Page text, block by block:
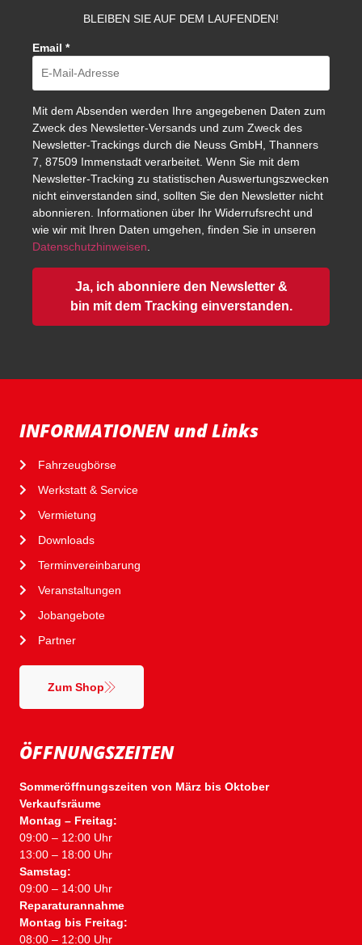
BLEIBEN SIE AUF DEM LAUFENDEN!
Email *
Mit dem Absenden werden Ihre angegebenen Daten zum
Zweck des Newsletter-Versands und zum Zweck des
Newsletter-Trackings durch die Neuss GmbH, Thanners
7, 87509 Immenstadt verarbeitet. Wenn Sie mit dem
Newsletter-Tracking zu statistischen Auswertungszwecken
nicht einverstanden sind, sollten Sie den Newsletter nicht
abonnieren. Informationen über Ihr Widerrufsrecht und
wie wir mit Ihren Daten umgehen, finden Sie in unseren
Datenschutzhinweisen
Ja, ich abonniere den Newsletter &
bin mit dem Tracking einverstanden.
ÖFFNUNGSZEITEN
Sommeröffnungszeiten von März bis Oktober
Verkaufsräume
Montag – Freitag:
09:00 – 12:00 Uhr
13:00 – 18:00 Uhr
Samstag:
09:00 – 14:00 Uhr
Reparaturannahme
Montag bis Freitag:
08:00 – 12:00 Uhr
INFORMATIONEN und Links
Fahrzeugbörse
Werkstatt & Service
Vermietung
Downloads
Terminvereinbarung
Veranstaltungen
Jobangebote
Partner
Zum Shop